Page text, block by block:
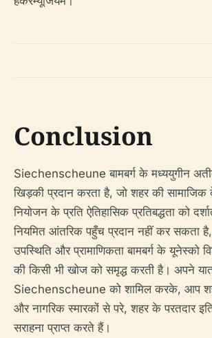
Conclusion
Siechenscheune बामबर्ग के मध्ययुगीन
खिड़की प्रदान करता है, जो शहर की
नियोजन के प्रति ऐतिहासिक प्रतिबद्धता को
नियमित आंतरिक पहुँच प्रदान नहीं कर सकता
उपस्थिति और प्रामाणिकता बामबर्ग के यूनेस्को
की किसी भी खोज को समृद्ध करती है। अपने
Siechenscheune को शामिल करके, आप
और नागरिक स्मारकों से परे, शहर के परतदार
सराहना प्राप्त करते हैं।